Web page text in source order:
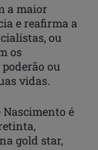
a maior
e reafirma a
ou
os
ou
vidas.
é
gold star,